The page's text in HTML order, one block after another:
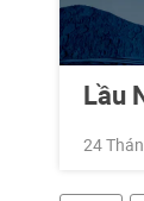
Lầu
24